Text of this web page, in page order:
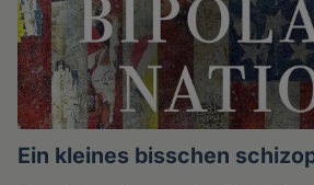
Ein kleines bisschen